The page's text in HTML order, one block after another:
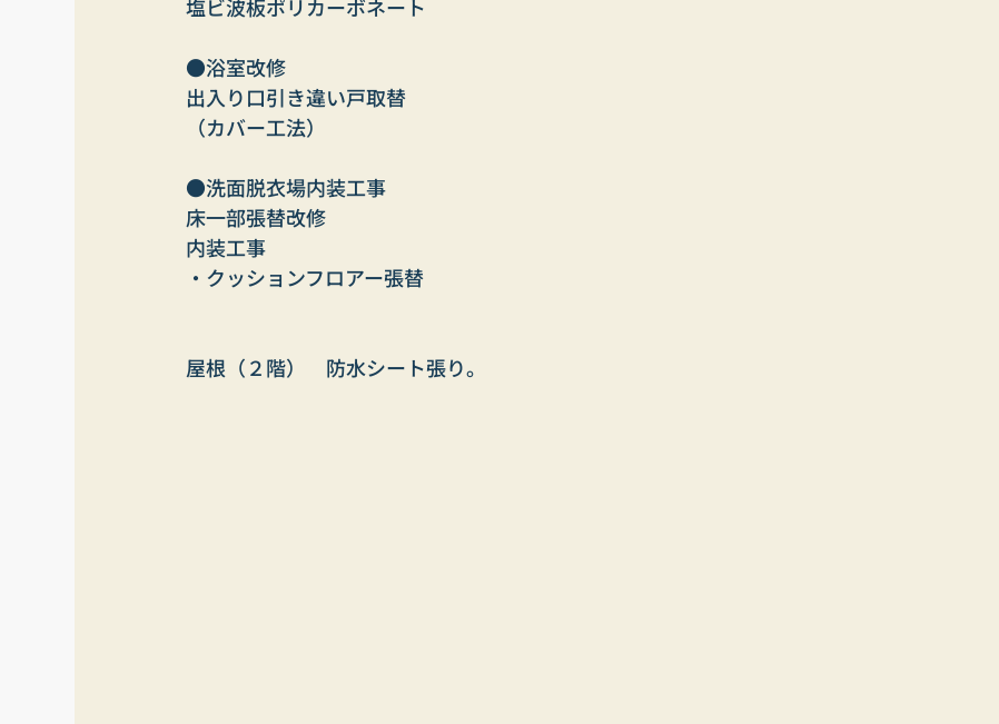
塩ビ波板ポリカーボネート
●浴室改修
出入り口引き違い戸取替
（カバー工法）
●洗面脱衣場内装工事
床一部張替改修
内装工事
・クッションフロアー張替
屋根（２階）　防水シート張り。